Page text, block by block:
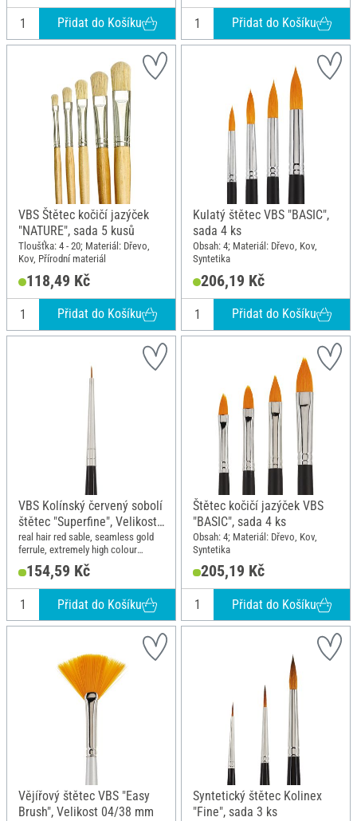
Přidat do Košíku Přidat do Košíku
VBS Štětec kočičí jazýček
"NATURE", sada 5 kusů
Tloušťka: 4 - 20; Materiál: Dřevo,
Kov, Přírodní materiál
118,49 Kč
Přidat do Košíku
Kulatý štětec VBS "BASIC",
sada 4 ks
Obsah: 4; Materiál: Dřevo, Kov,
Syntetika
206,19 Kč
Přidat do Košíku
VBS Kolínský červený sobolí
štětec "Superfine", Velikost
10/0
real hair red sable, seamless gold
ferrule, extremely high colour
absorption
154,59 Kč
Přidat do Košíku
Štětec kočičí jazýček VBS
"BASIC", sada 4 ks
Obsah: 4; Materiál: Dřevo, Kov,
Syntetika
205,19 Kč
Přidat do Košíku
Vějířový štětec VBS "Easy
Brush", Velikost 04/38 mm
Syntetický štětec Kolinex
"Fine", sada 3 ks